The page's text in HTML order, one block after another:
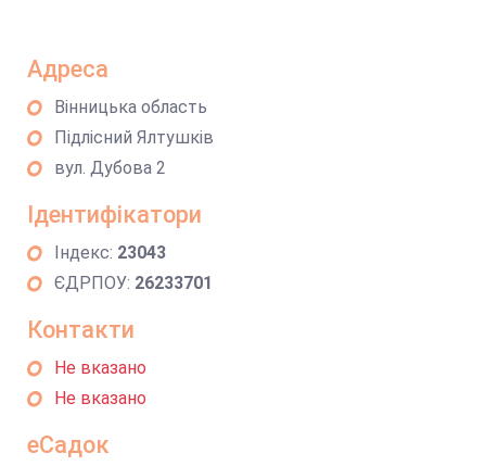
Адреса
Вінницька область
Підлісний Ялтушків
вул. Дубова 2
Ідентифікатори
Індекс: 23043
ЄДРПОУ: 26233701
Контакти
Не вказано
Не вказано
еСадок